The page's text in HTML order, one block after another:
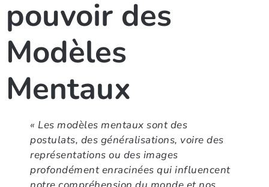
pouvoir des
Modèles
Mentaux
« Les modèles mentaux sont des
postulats, des généralisations, voire des
représentations ou des images
profondément enracinées qui influencent